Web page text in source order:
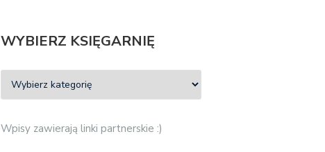
WYBIERZ KSIĘGARNIĘ
Wpisy zawierają linki partnerskie :)